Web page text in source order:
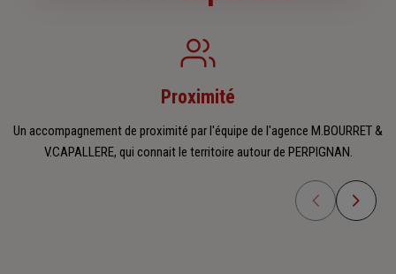
Proximité
Un accompagnement de proximité par l'équipe de l'agence M.BOURRET &
V.CAPALLERE, qui connait le territoire autour de PERPIGNAN.